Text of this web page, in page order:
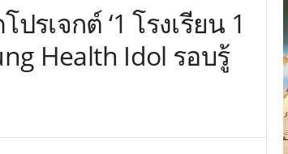
เจกต์ ‘1 โรงเรียน 1
Health Idol รอบรู้